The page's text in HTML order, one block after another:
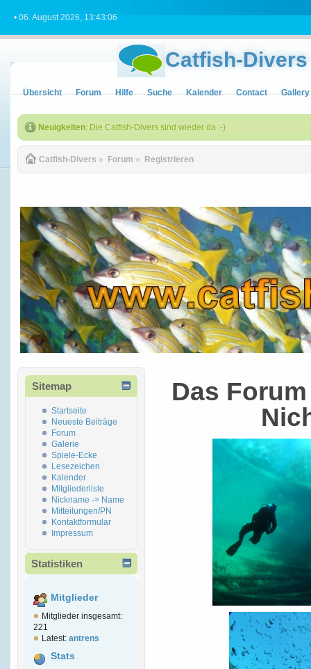
• 06. August 2026, 13:43:06
Catfish-Divers
Übersicht Forum Hilfe Suche Kalender Contact Gallery
Neuigkeiten: Die Catfish-Divers sind wieder da :-)
Catfish-Divers » Forum » Registrieren
Sitemap
Startseite
Neueste Beiträge
Forum
Galerie
Spiele-Ecke
Lesezeichen
Kalender
Mitgliederliste
Nickname -> Name
Mitteilungen/PN
Kontaktformular
Impressum
Statistiken
Mitglieder
Mitglieder insgesamt:
221
Latest: antrens
Stats
Das